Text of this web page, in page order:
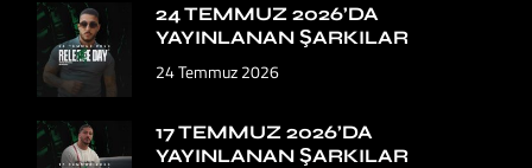
24 TEMMUZ 2026’DA
YAYINLANAN ŞARKILAR
24 Temmuz 2026
17 TEMMUZ 2026’DA
YAYINLANAN ŞARKILAR